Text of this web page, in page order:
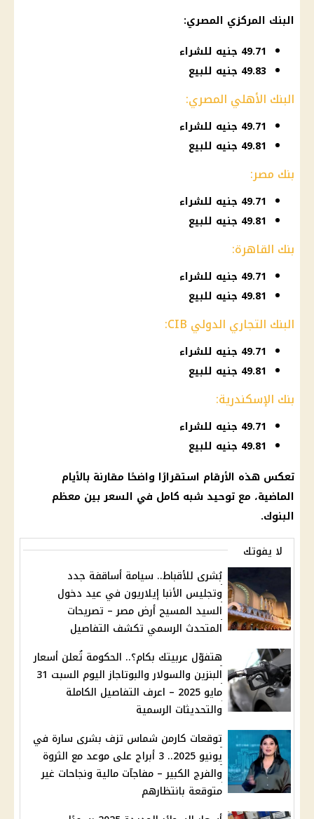
البنك المركزي المصري:
49.71 جنيه للشراء
49.83 جنيه للبيع
البنك الأهلي المصري:
49.71 جنيه للشراء
49.81 جنيه للبيع
بنك مصر:
49.71 جنيه للشراء
49.81 جنيه للبيع
بنك القاهرة:
49.71 جنيه للشراء
49.81 جنيه للبيع
البنك التجاري الدولي CIB:
49.71 جنيه للشراء
49.81 جنيه للبيع
بنك الإسكندرية:
49.71 جنيه للشراء
49.81 جنيه للبيع
تعكس هذه الأرقام استقرارًا واضحًا مقارنة بالأيام
الماضية، مع توحيد شبه كامل في السعر بين معظم
البنوك.
لا يفوتك
بُشرى للأقباط.. سيامة أساقفة جدد
وتجليس الأنبا إيلاريون في عيد دخول
السيد المسيح أرض مصر – تصريحات
المتحدث الرسمي تكشف التفاصيل
هتفوّل عربيتك بكام؟.. الحكومة تُعلن أسعار
البنزين والسولار والبوتاجاز اليوم السبت 31
مايو 2025 – اعرف التفاصيل الكاملة
والتحديثات الرسمية
توقعات كارمن شماس تزف بشرى سارة في
يونيو 2025.. 3 أبراج على موعد مع الثروة
والفرج الكبير – مفاجآت مالية ونجاحات غير
متوقعة بانتظارهم